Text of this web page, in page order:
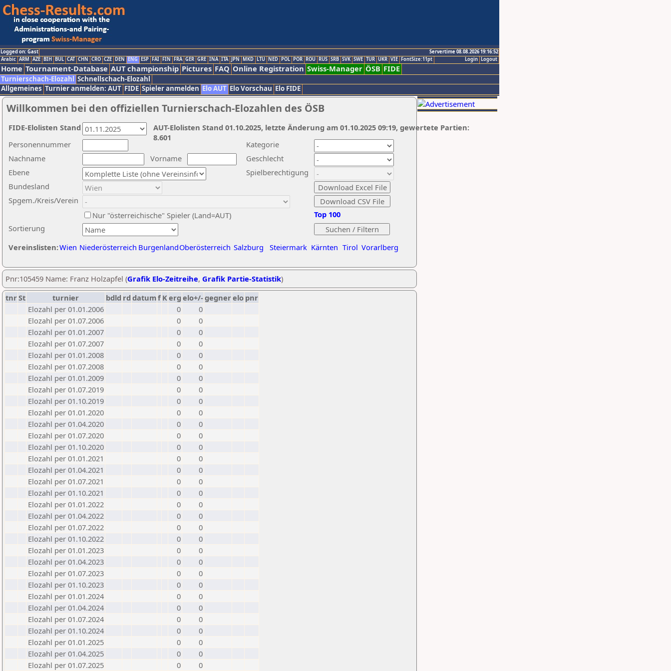
Logged on: Gast
Servertime 08.08.2026 19:16:52
Logout
Login
Arabic ARM AZE BIH BUL CAT CHN CRO CZE DEN ENG ESP FAI FIN FRA GER GRE INA ITA JPN MKD LTU NED POL POR ROU RUS SRB SVK SWE TUR UKR VIE FontSize:11pt
Home Tournament-Database AUT championship Pictures FAQ Online Registration Swiss-Manager ÖSB FIDE
Turnierschach-Elozahl Schnellschach-Elozahl
Allgemeines Turnier anmelden: AUT FIDE Spieler anmelden Elo AUT Elo Vorschau Elo FIDE
Willkommen bei den offiziellen Turnierschach-Elozahlen des ÖSB
Nachname
Vorname
Ebene
Kategorie
Sortierung
Personennummer
Bundesland
Spgem./Kreis/Verein
Geschlecht
Nur "österreichische" Spieler (Land=AUT)
Spielberechtigung
Vereinslisten:Wien Niederösterreich BurgenlandOberösterreich Salzburg Steiermark Kärnten Tirol Vorarlberg
Top 100
AUT-Elolisten Stand 01.10.2025, letzte Änderung am 01.10.2025 09:19, gewertete Partien:
8.601
FIDE-Elolisten Stand
Pnr:105459 Name: Franz Holzapfel (Grafik Elo-Zeitreihe, Grafik Partie-Statistik)
tnrSt turnier bdld rd datumf Kerg elo+/-gegnerelo pnr
Elozahl per 01.01.2006
0
0
Elozahl per 01.07.2006
0
0
Elozahl per 01.01.2007
0
0
Elozahl per 01.07.2007
0
0
Elozahl per 01.01.2008
0
0
Elozahl per 01.07.2008
0
0
Elozahl per 01.01.2009
0
0
Elozahl per 01.07.2019
0
0
Elozahl per 01.10.2019
0
0
Elozahl per 01.01.2020
0
0
Elozahl per 01.04.2020
0
0
Elozahl per 01.07.2020
0
0
Elozahl per 01.10.2020
0
0
Elozahl per 01.01.2021
0
0
Elozahl per 01.04.2021
0
0
Elozahl per 01.07.2021
0
0
Elozahl per 01.10.2021
0
0
Elozahl per 01.01.2022
0
0
Elozahl per 01.04.2022
0
0
Elozahl per 01.07.2022
0
0
Elozahl per 01.10.2022
0
0
Elozahl per 01.01.2023
0
0
Elozahl per 01.04.2023
0
0
Elozahl per 01.07.2023
0
0
Elozahl per 01.10.2023
0
0
Elozahl per 01.01.2024
0
0
Elozahl per 01.04.2024
0
0
Elozahl per 01.07.2024
0
0
Elozahl per 01.10.2024
0
0
Elozahl per 01.01.2025
0
0
Elozahl per 01.04.2025
0
0
Elozahl per 01.07.2025
0 0